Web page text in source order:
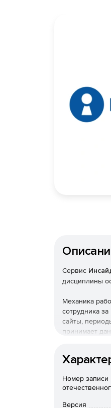
Сервис
дисциплины
Механика
сотрудника
сайты,
принимает
Lite Cloud
Объем
Номер записи
Версия